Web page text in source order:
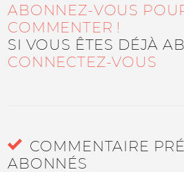
ABONNEZ-VOUS
COMMENTER !
SI VOUS ÊTES DÉJÀ
CONNECTEZ-VOUS
COMMENTAIRE
ABONNÉS